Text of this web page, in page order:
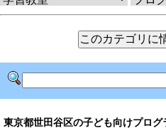
東京都世田谷区の子ども向けプロ